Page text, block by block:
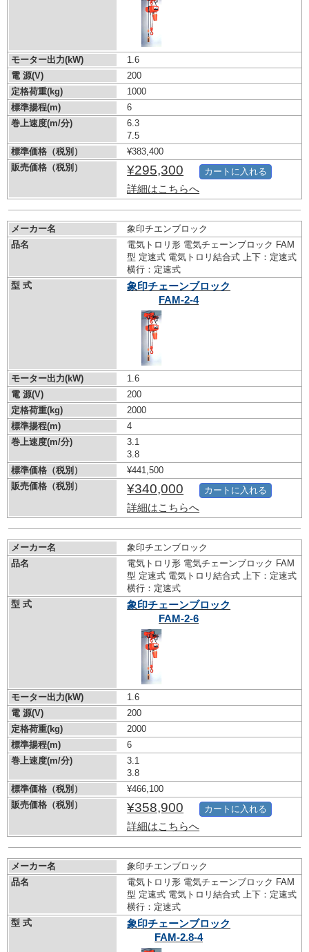
モーター出力(kW)
1.6
電 源(V)
200
定格荷重(kg)
1000
標準揚程(m)
6
巻上速度(m/分)
6.3
7.5
標準価格（税別）
¥383,400
販売価格（税別）
¥295,300
詳細はこちらへ
カートに入れる
メーカー名
象印チエンブロック
品名
電気トロリ形 電気チェーンブロック FAM
型 定速式 電気トロリ結合式 上下：定速式
横行：定速式
型 式
象印チェーンブロック
FAM-2-4
モーター出力(kW)
1.6
電 源(V)
200
定格荷重(kg)
2000
標準揚程(m)
4
巻上速度(m/分)
3.1
3.8
標準価格（税別）
¥441,500
販売価格（税別）
¥340,000
詳細はこちらへ
カートに入れる
メーカー名
象印チエンブロック
品名
電気トロリ形 電気チェーンブロック FAM
型 定速式 電気トロリ結合式 上下：定速式
横行：定速式
型 式
象印チェーンブロック
FAM-2-6
モーター出力(kW)
1.6
電 源(V)
200
定格荷重(kg)
2000
標準揚程(m)
6
巻上速度(m/分)
3.1
3.8
標準価格（税別）
¥466,100
販売価格（税別）
¥358,900
詳細はこちらへ
カートに入れる
メーカー名
象印チエンブロック
品名
電気トロリ形 電気チェーンブロック FAM
型 定速式 電気トロリ結合式 上下：定速式
横行：定速式
型 式
象印チェーンブロック
FAM-2.8-4